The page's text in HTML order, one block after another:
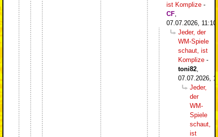
ist Komplize -
CF,
07.07.2026, 11:10
Jeder, der
WM-Spiele
schaut, ist
Komplize -
toni82,
07.07.2026,
Jeder,
der
WM-
Spiele
schaut,
ist